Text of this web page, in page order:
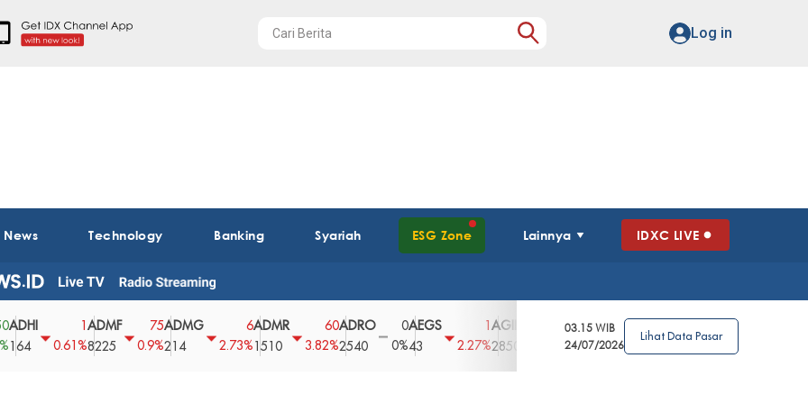
Log in
Technology Banking Syariah ESG Zone Lainnya IDXC LIVE
0.61%
ADMF
8225
0.9%
ADMG
214
2.73%
ADMR
1510
3.82%
ADRO
2540
0
0%
AEGS
43
2.27%
AGII
2850
3.39%
AGRO
148
4
2.63%
0%
03.15 WIB
24/07/2026
Lihat Data Pasar